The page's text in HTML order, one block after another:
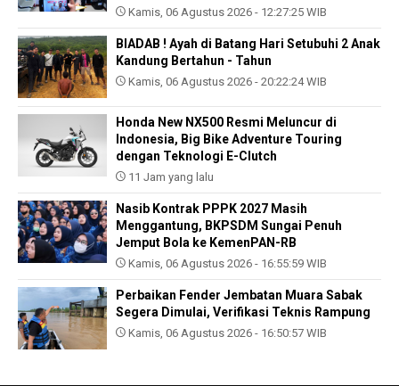
Kamis, 06 Agustus 2026 - 12:27:25 WIB
BIADAB ! Ayah di Batang Hari Setubuhi 2 Anak
Kandung Bertahun - Tahun
Kamis, 06 Agustus 2026 - 20:22:24 WIB
Honda New NX500 Resmi Meluncur di
Indonesia, Big Bike Adventure Touring
dengan Teknologi E-Clutch
11 Jam yang lalu
Nasib Kontrak PPPK 2027 Masih
Menggantung, BKPSDM Sungai Penuh
Jemput Bola ke KemenPAN-RB
Kamis, 06 Agustus 2026 - 16:55:59 WIB
Perbaikan Fender Jembatan Muara Sabak
Segera Dimulai, Verifikasi Teknis Rampung
Kamis, 06 Agustus 2026 - 16:50:57 WIB